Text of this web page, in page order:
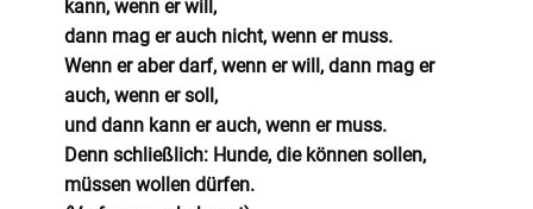
kann, wenn er will,
dann mag er auch nicht, wenn er muss.
Wenn er aber darf, wenn er will, dann mag er
auch, wenn er soll,
und dann kann er auch, wenn er muss.
Denn schließlich: Hunde, die können sollen,
müssen wollen dürfen.